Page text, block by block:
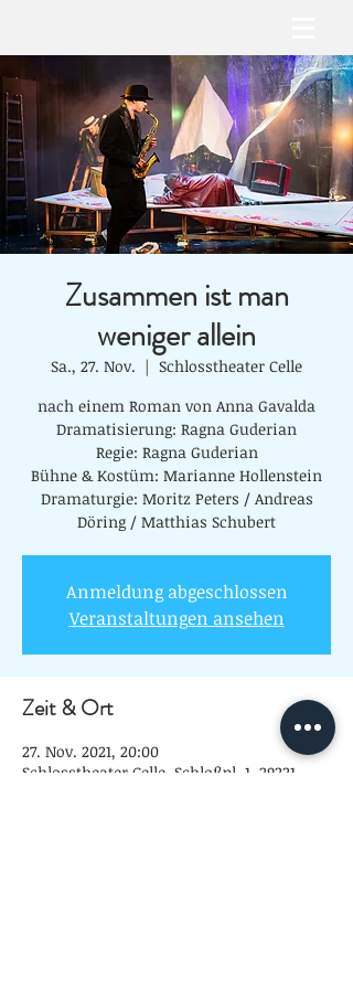
Zusammen ist man
weniger allein
Sa., 27. Nov.
  |
Schlosstheater Celle
nach einem Roman von Anna Gavalda
Dramatisierung: Ragna Guderian
Regie: Ragna Guderian
Bühne & Kostüm: Marianne Hollenstein
Dramaturgie: Moritz Peters / Andreas
Döring / Matthias Schubert
Anmeldung abgeschlossen
Veranstaltungen ansehen
Zeit & Ort
27. Nov. 2021, 20:00
Schlosstheater Celle, Schloßpl. 1, 29221